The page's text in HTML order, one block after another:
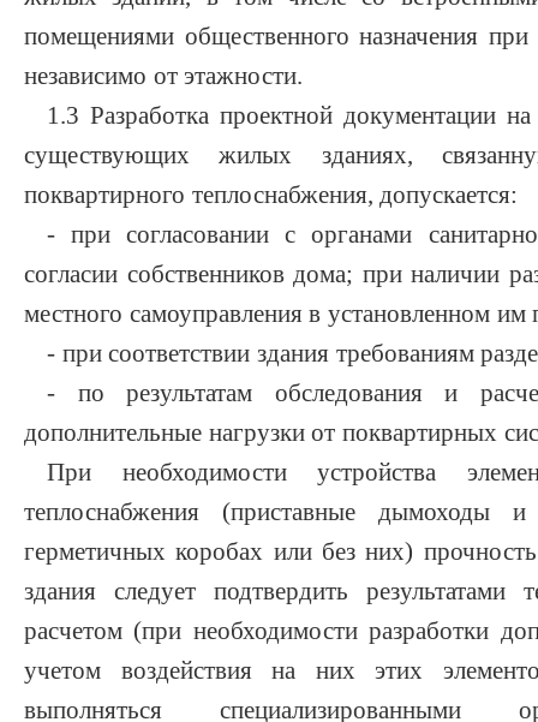
помещениями общественного назначения при
независимо от этажности.
1.3 Разработка проектной документации
существующих жилых зданиях,
поквартирного теплоснабжения, допускается:
- при согласовании с органами
согласии собственников дома; при наличии
местного самоуправления в установленном им
- при соответствии здания требованиям
- по результатам обследования и
дополнительные нагрузки от поквартирных
При необходимости устройства
теплоснабжения (приставные дымоходы
герметичных коробах или без них)
здания следует подтвердить результатами
расчетом (при необходимости разработки
учетом воздействия на них этих
выполняться специализированными